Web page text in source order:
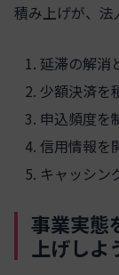
積み上げが、法
延滞の解消
少額決済を
申込頻度を
信用情報を
キャッシン
事業実態
上げしよ